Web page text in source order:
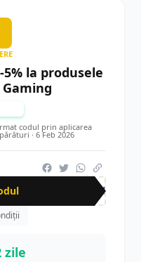
la produsele
codul prin aplicarea
· 6 Feb 2026
GAM
zile